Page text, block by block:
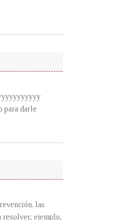
para darle
las
resolver, ejemplo,